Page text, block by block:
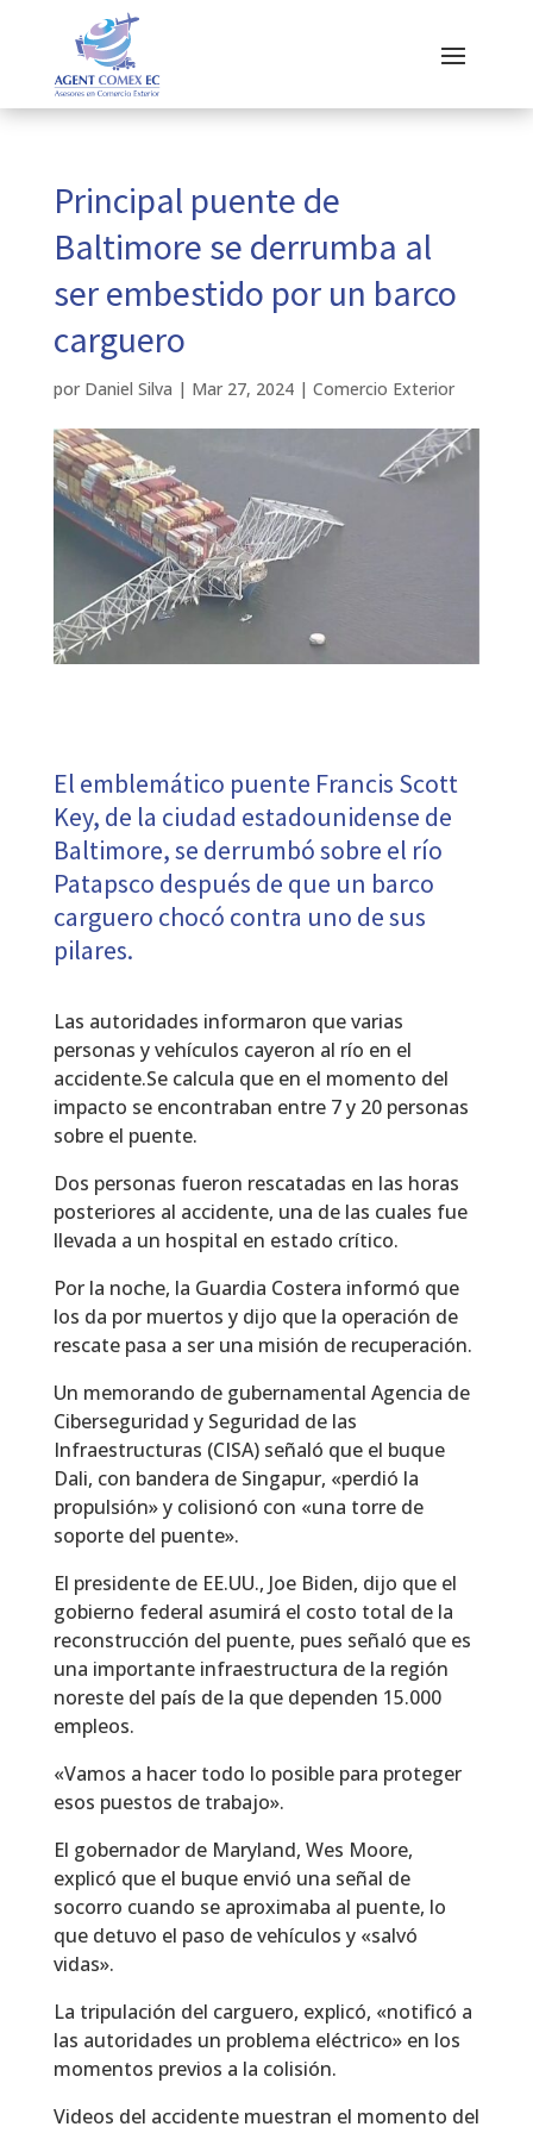
Principal puente de
Baltimore se derrumba al
ser embestido por un barco
carguero
por Daniel Silva | Mar 27, 2024| Comercio Exterior
El emblemático puente Francis Scott
Key, de la ciudad estadounidense de
Baltimore, se derrumbó sobre el río
Patapsco después de que un barco
carguero chocó contra uno de sus
pilares.
Las autoridades informaron que varias
personas y vehículos cayeron al río en el
accidente.Se calcula que en el momento del
impacto se encontraban entre 7 y 20 personas
sobre el puente.
Dos personas fueron rescatadas en las horas
posteriores al accidente, una de las cuales fue
llevada a un hospital en estado crítico.
Por la noche, la Guardia Costera informó que
los da por muertos y dijo que la operación de
rescate pasa a ser una misión de recuperación.
Un memorando de gubernamental Agencia de
Ciberseguridad y Seguridad de las
Infraestructuras (CISA) señaló que el buque
Dali, con bandera de Singapur, «perdió la
propulsión» y colisionó con «una torre de
soporte del puente».
El presidente de EE.UU., Joe Biden, dijo que el
gobierno federal asumirá el costo total de la
reconstrucción del puente, pues señaló que es
una importante infraestructura de la región
noreste del país de la que dependen 15.000
empleos.
«Vamos a hacer todo lo posible para proteger
esos puestos de trabajo».
El gobernador de Maryland, Wes Moore,
explicó que el buque envió una señal de
socorro cuando se aproximaba al puente, lo
que detuvo el paso de vehículos y «salvó
vidas».
La tripulación del carguero, explicó, «notificó a
las autoridades un problema eléctrico» en los
momentos previos a la colisión.
Videos del accidente muestran el momento del